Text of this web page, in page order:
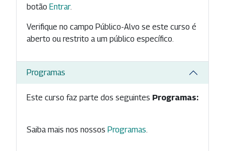
botão Entrar.
Verifique no campo Público-Alvo se este curso é
aberto ou restrito a um público específico.
Programas
Este curso faz parte dos seguintes Programas:
Saiba mais nos nossos Programas